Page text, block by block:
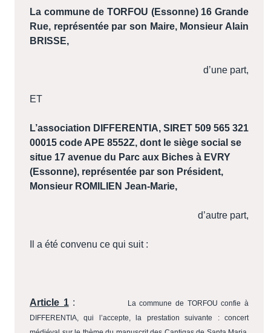
La commune de TORFOU (Essonne) 16 Grande
Rue, représentée par son Maire, Monsieur Alain
BRISSE,
d’une part,
ET
L’association DIFFERENTIA, SIRET 509 565 321
00015 code APE 8552Z, dont le siège social se
situe 17 avenue du Parc aux Biches à EVRY
(Essonne), représentée par son Président,
Monsieur ROMILIEN Jean-Marie,
d’autre part,
Il a été convenu ce qui suit :
Article 1:
La commune de TORFOU confie à
DIFFERENTIA, qui l’accepte, la prestation suivante : concert